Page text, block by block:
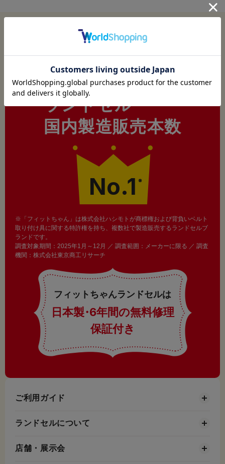
フィットちゃんはおかげさまで
ランドセル
国内製造販売本数
No.1 ※
※「フィットちゃん」は株式会社ハシモトが商標権および背負いベルト
取り付け具に関する特許権を持ち、複数社で製造販売するランドセルブ
ランドです。
調査対象期間：2025年1月～12月 ／ 調査範囲：メーカーに限る ／ 調査
機関：株式会社東京商工リサーチ
フィットちゃんランドセルは
日本製・6年間の無料修理
保証付き
ご利用ガイド
ランドセルについて
店舗・展示会